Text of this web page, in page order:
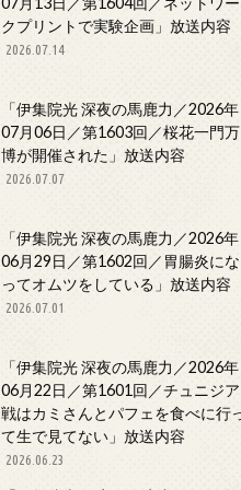
クプリントで実験企画」放送内容
2026.07.14
「伊集院光 深夜の馬鹿力／2026年
07月06日／第1603回／桜花一門万
博が開催された」放送内容
2026.07.07
「伊集院光 深夜の馬鹿力／2026年
06月29日／第1602回／胃腸炎にな
ってオムツをしている」放送内容
2026.07.01
「伊集院光 深夜の馬鹿力／2026年
06月22日／第1601回／チュニジア
戦はカミさんとパフェを食べに行
て生で見てない」放送内容
2026.06.23